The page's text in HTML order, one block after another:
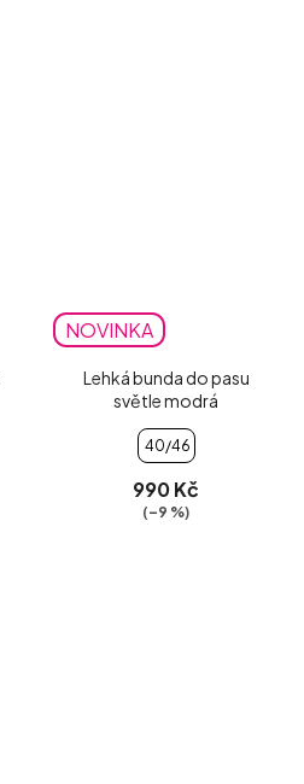
NOVINKA
Lehká bunda do pasu
světle modrá
40/46
990 Kč
(–9 %)